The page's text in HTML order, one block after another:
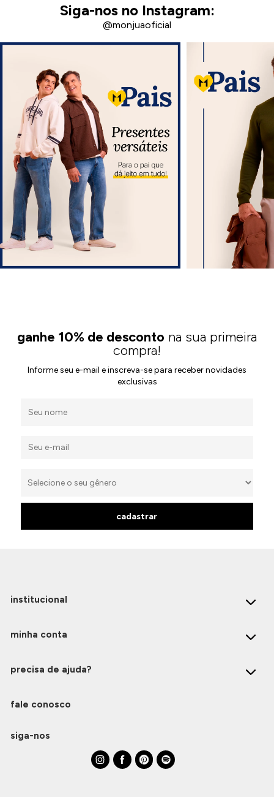
Siga-nos no Instagram:
@monjuaoficial
ganhe 10% de desconto na sua primeira
compra!
Informe seu e-mail e inscreva-se para receber novidades
exclusivas
cadastrar
institucional
minha conta
precisa de ajuda?
fale conosco
siga-nos